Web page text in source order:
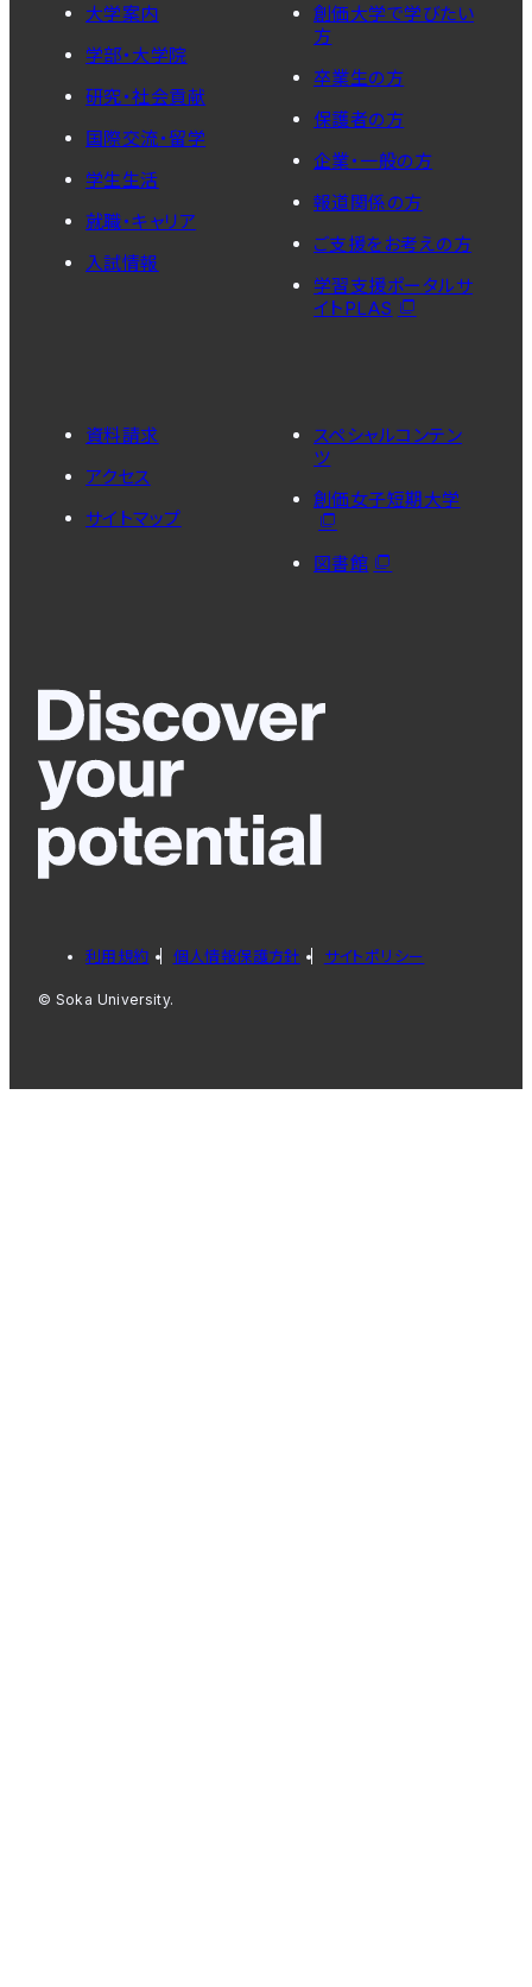
大学案内
学部・大学院
研究・社会貢献
国際交流・留学
学生生活
就職・キャリア
入試情報
創価大学で学びたい
方
卒業生の方
保護者の方
企業・一般の方
報道関係の方
ご支援をお考えの方
学習支援ポータルサ
イトPLAS
資料請求
アクセス
サイトマップ
スペシャルコンテン
ツ
創価女子短期大学
図書館
利用規約 個人情報保護方針 サイトポリシー
© Soka University.